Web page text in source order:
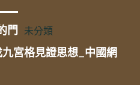
門 未分類
宮格見證思想_中國網